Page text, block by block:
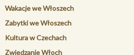
Wakacje we Włoszech
Zabytki we Włoszech
Kultura w Czechach
Zwiedzanie Włoch